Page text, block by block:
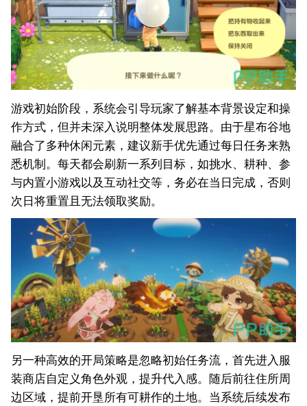
游戏初始阶段，系统会引导玩家了解基本背景设定和操
作方式，但并未深入说明整体发展思路。由于星布谷地
融合了多种休闲元素，建议新手优先通过每日任务来熟
悉机制。每天都会刷新一系列目标，如挑水、耕种、参
与内置小游戏以及互动社交等，务必在当日完成，否则
次日将重置且无法领取奖励。
另一种高效的开局策略是忽略初始任务流，首先进入服
装商店自定义角色外观，提升代入感。随后前往住所周
边区域，提前开垦所有可耕作的土地。当系统后续发布